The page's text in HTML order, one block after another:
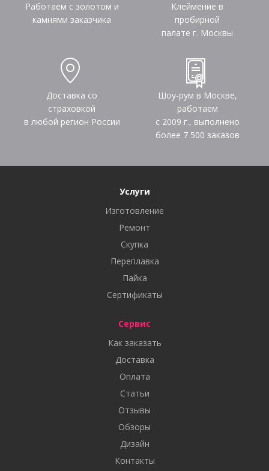
Работаем с золотом и
камнями заказчика
Клеймение в
пробирной
палате г. Москвы
Доставка со
страховкой
в любой регион России
Шоу-рум в Москве,
работаем
с 2009 г., выполнено
более 7 500 заказов
Услуги
Изготовление
Ремонт
Скупка
Переплавка
Пайка
Сертификаты
Сервис
Как заказать
Доставка
Оплата
Статьи
Отзывы
Обзоры
Дизайн
Контакты